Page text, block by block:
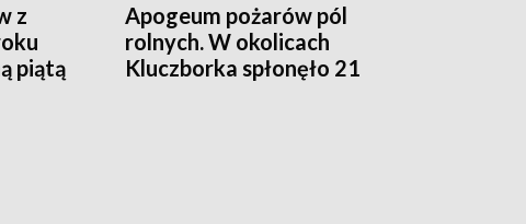
z
piątą
Apogeum pożarów pól
rolnych. W okolicach
Kluczborka spłonęło 21